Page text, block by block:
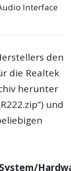
Interface
den
die Realtek
herunter
und